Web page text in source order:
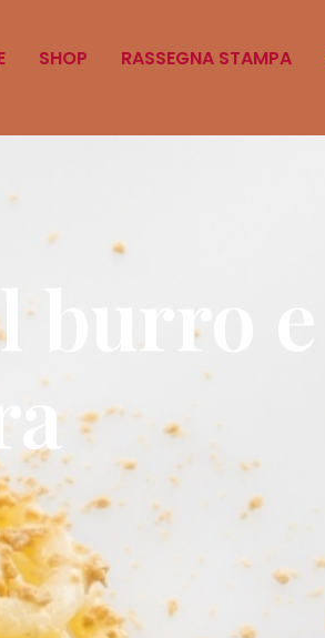
SHOP RASSEGNA STAMPA
e